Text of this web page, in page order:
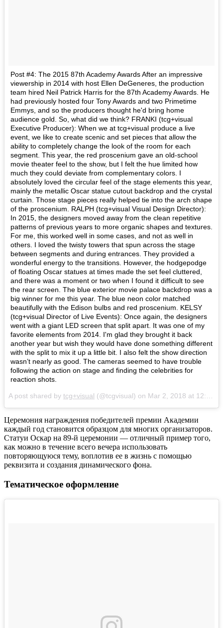
Post #4: The 2015 87th Academy Awards After an impressive
viewership in 2014 with host Ellen DeGeneres, the production
team hired Neil Patrick Harris for the 87th Academy Awards. He
had previously hosted four Tony Awards and two Primetime
Emmys, and so the producers thought he'd bring home
audience gold. So, what did we think? FRANKI (tcg+visual
Executive Producer): When we at tcg+visual produce a live
event, we like to create scenic and set pieces that allow the
ability to completely change the look of the room for each
segment. This year, the red proscenium gave an old-school
movie theater feel to the show, but I felt the hue limited how
much they could deviate from complementary colors. I
absolutely loved the circular feel of the stage elements this year,
mainly the metallic Oscar statue cutout backdrop and the crystal
curtain. Those stage pieces really helped tie into the arch shape
of the proscenium. RALPH (tcg+visual Visual Design Director):
In 2015, the designers moved away from the clean repetitive
patterns of previous years to more organic shapes and textures.
For me, this worked well in some cases, and not as well in
others. I loved the twisty towers that spun across the stage
between segments and during entrances. They provided a
wonderful energy to the transitions. However, the hodgepodge
of floating Oscar statues at times made the set feel cluttered,
and there was a moment or two when I found it difficult to see
the rear screen. The blue exterior movie palace backdrop was a
big winner for me this year. The blue neon color matched
beautifully with the Edison bulbs and red proscenium. KELSY
(tcg+visual Director of Live Events): Once again, the designers
went with a giant LED screen that split apart. It was one of my
favorite elements from 2014. I'm glad they brought it back
another year but wish they would have done something different
with the split to mix it up a little bit. I also felt the show direction
wasn’t nearly as good. The cameras seemed to have trouble
following the action on stage and finding the celebrities for
reaction shots.
A post shared by tcg+visual (@tcgvisual) on Mar 2, 2018 at 12:42pm PST
Церемония награждения победителей премии Академии
каждый год становится образцом для многих организаторов.
Статуи Оскар на 89-й церемонии — отличный пример того,
как можно в течение всего вечера использовать
повторяющуюся тему, воплотив ее в жизнь с помощью
реквизита и создания динамического фона.
Тематическое оформление